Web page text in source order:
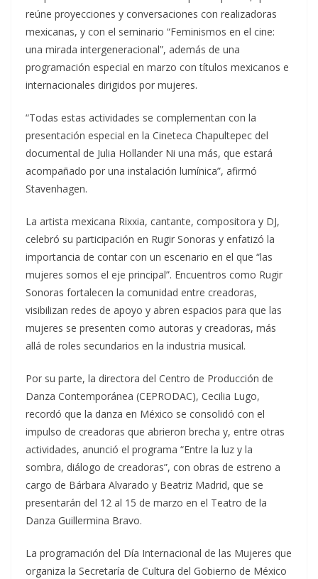
reúne proyecciones y conversaciones con realizadoras
mexicanas, y con el seminario “Feminismos en el cine:
una mirada intergeneracional”, además de una
programación especial en marzo con títulos mexicanos e
internacionales dirigidos por mujeres.
“Todas estas actividades se complementan con la
presentación especial en la Cineteca Chapultepec del
documental de Julia Hollander Ni una más, que estará
acompañado por una instalación lumínica”, afirmó
Stavenhagen.
La artista mexicana Rixxia, cantante, compositora y DJ,
celebró su participación en Rugir Sonoras y enfatizó la
importancia de contar con un escenario en el que “las
mujeres somos el eje principal”. Encuentros como Rugir
Sonoras fortalecen la comunidad entre creadoras,
visibilizan redes de apoyo y abren espacios para que las
mujeres se presenten como autoras y creadoras, más
allá de roles secundarios en la industria musical.
Por su parte, la directora del Centro de Producción de
Danza Contemporánea (CEPRODAC), Cecilia Lugo,
recordó que la danza en México se consolidó con el
impulso de creadoras que abrieron brecha y, entre otras
actividades, anunció el programa “Entre la luz y la
sombra, diálogo de creadoras”, con obras de estreno a
cargo de Bárbara Alvarado y Beatriz Madrid, que se
presentarán del 12 al 15 de marzo en el Teatro de la
Danza Guillermina Bravo.
La programación del Día Internacional de las Mujeres que
organiza la Secretaría de Cultura del Gobierno de México